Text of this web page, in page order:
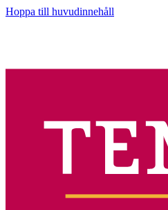
Hoppa till huvudinnehåll